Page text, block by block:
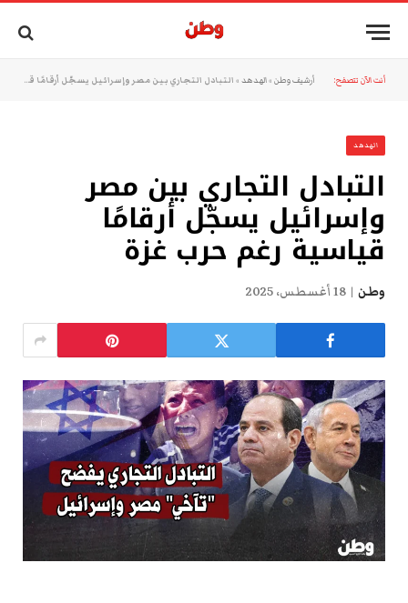
أنت الآن تتصفح: أرشيف وطن »الهدهد » التبادل التجاري بين مصر وإسرائيل يسجّل أرقامًا قياسية رغم حرب غزة
الهدهد
التبادل التجاري بين مصر
وإسرائيل يسجّل أرقامًا
قياسية رغم حرب غزة
وطن 18 أغسطس، 2025